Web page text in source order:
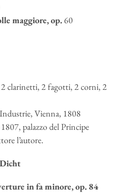
maggiore, op. 60
clarinetti, 2 fagotti, 2 corni, 2
Vienna, 1808
palazzo del Principe
l’autore.
in fa minore, op. 84